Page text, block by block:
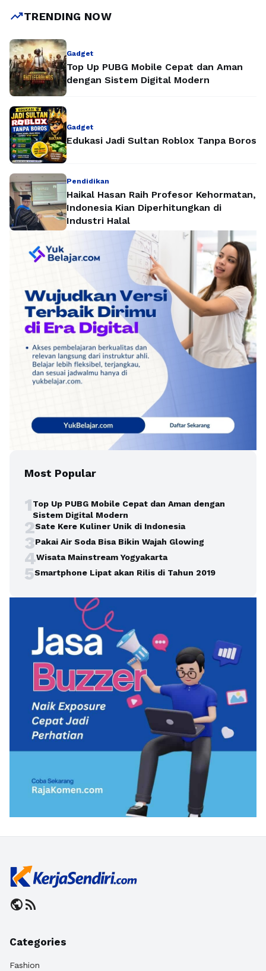
trending_upTRENDING NOW
Gadget
Top Up PUBG Mobile Cepat dan Aman
dengan Sistem Digital Modern
Gadget
Edukasi Jadi Sultan Roblox Tanpa Boros
Pendidikan
Haikal Hasan Raih Profesor Kehormatan,
Indonesia Kian Diperhitungkan di
Industri Halal
Most Popular
1Top Up PUBG Mobile Cepat dan Aman dengan
Sistem Digital Modern
2Sate Kere Kuliner Unik di Indonesia
3Pakai Air Soda Bisa Bikin Wajah Glowing
4Wisata Mainstream Yogyakarta
5Smartphone Lipat akan Rilis di Tahun 2019
publicrss_feed
Categories
Fashion